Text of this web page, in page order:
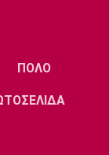
ΠΟΛΟ